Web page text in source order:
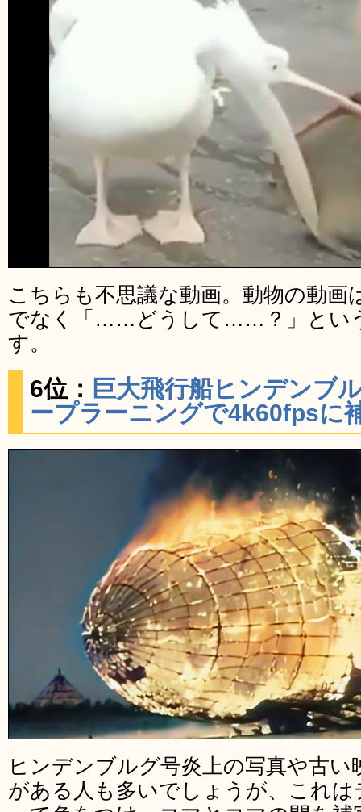
こちらも不思議な動画。動物の動
でなく「……どうして……？」とい
す。
6位： 巨大飛行船ヒンデンブ
ープラーニングで4k60fpsに
ヒンデンブルグ号炎上の写真や古
がある人も多いでしょうが、これ